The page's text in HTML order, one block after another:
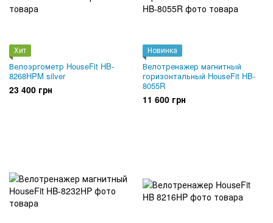
Хит
Велоэргометр HouseFit HB-
8268HPM silver
23 400 грн
Новинка
Велотренажер магнитный
горизонтальный HouseFit HB-
8055R
11 600 грн